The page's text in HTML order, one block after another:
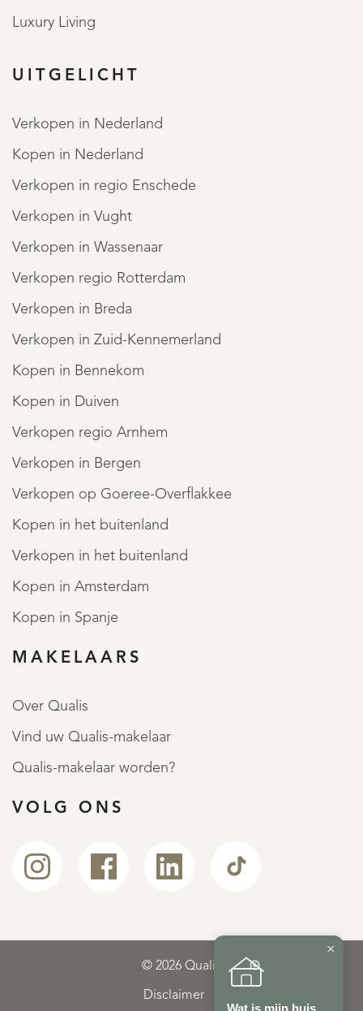
Luxury Living
UITGELICHT
Verkopen in Nederland
Kopen in Nederland
Verkopen in regio Enschede
Verkopen in Vught
Verkopen in Wassenaar
Verkopen regio Rotterdam
Verkopen in Breda
Verkopen in Zuid-Kennemerland
Kopen in Bennekom
Kopen in Duiven
Verkopen regio Arnhem
Verkopen in Bergen
Verkopen op Goeree-Overflakkee
Kopen in het buitenland
Verkopen in het buitenland
Kopen in Amsterdam
Kopen in Spanje
MAKELAARS
Over Qualis
Vind uw Qualis-makelaar
Qualis-makelaar worden?
VOLG ONS
© 2026 Qualis
Disclaimer
×
Wat is mijn huis